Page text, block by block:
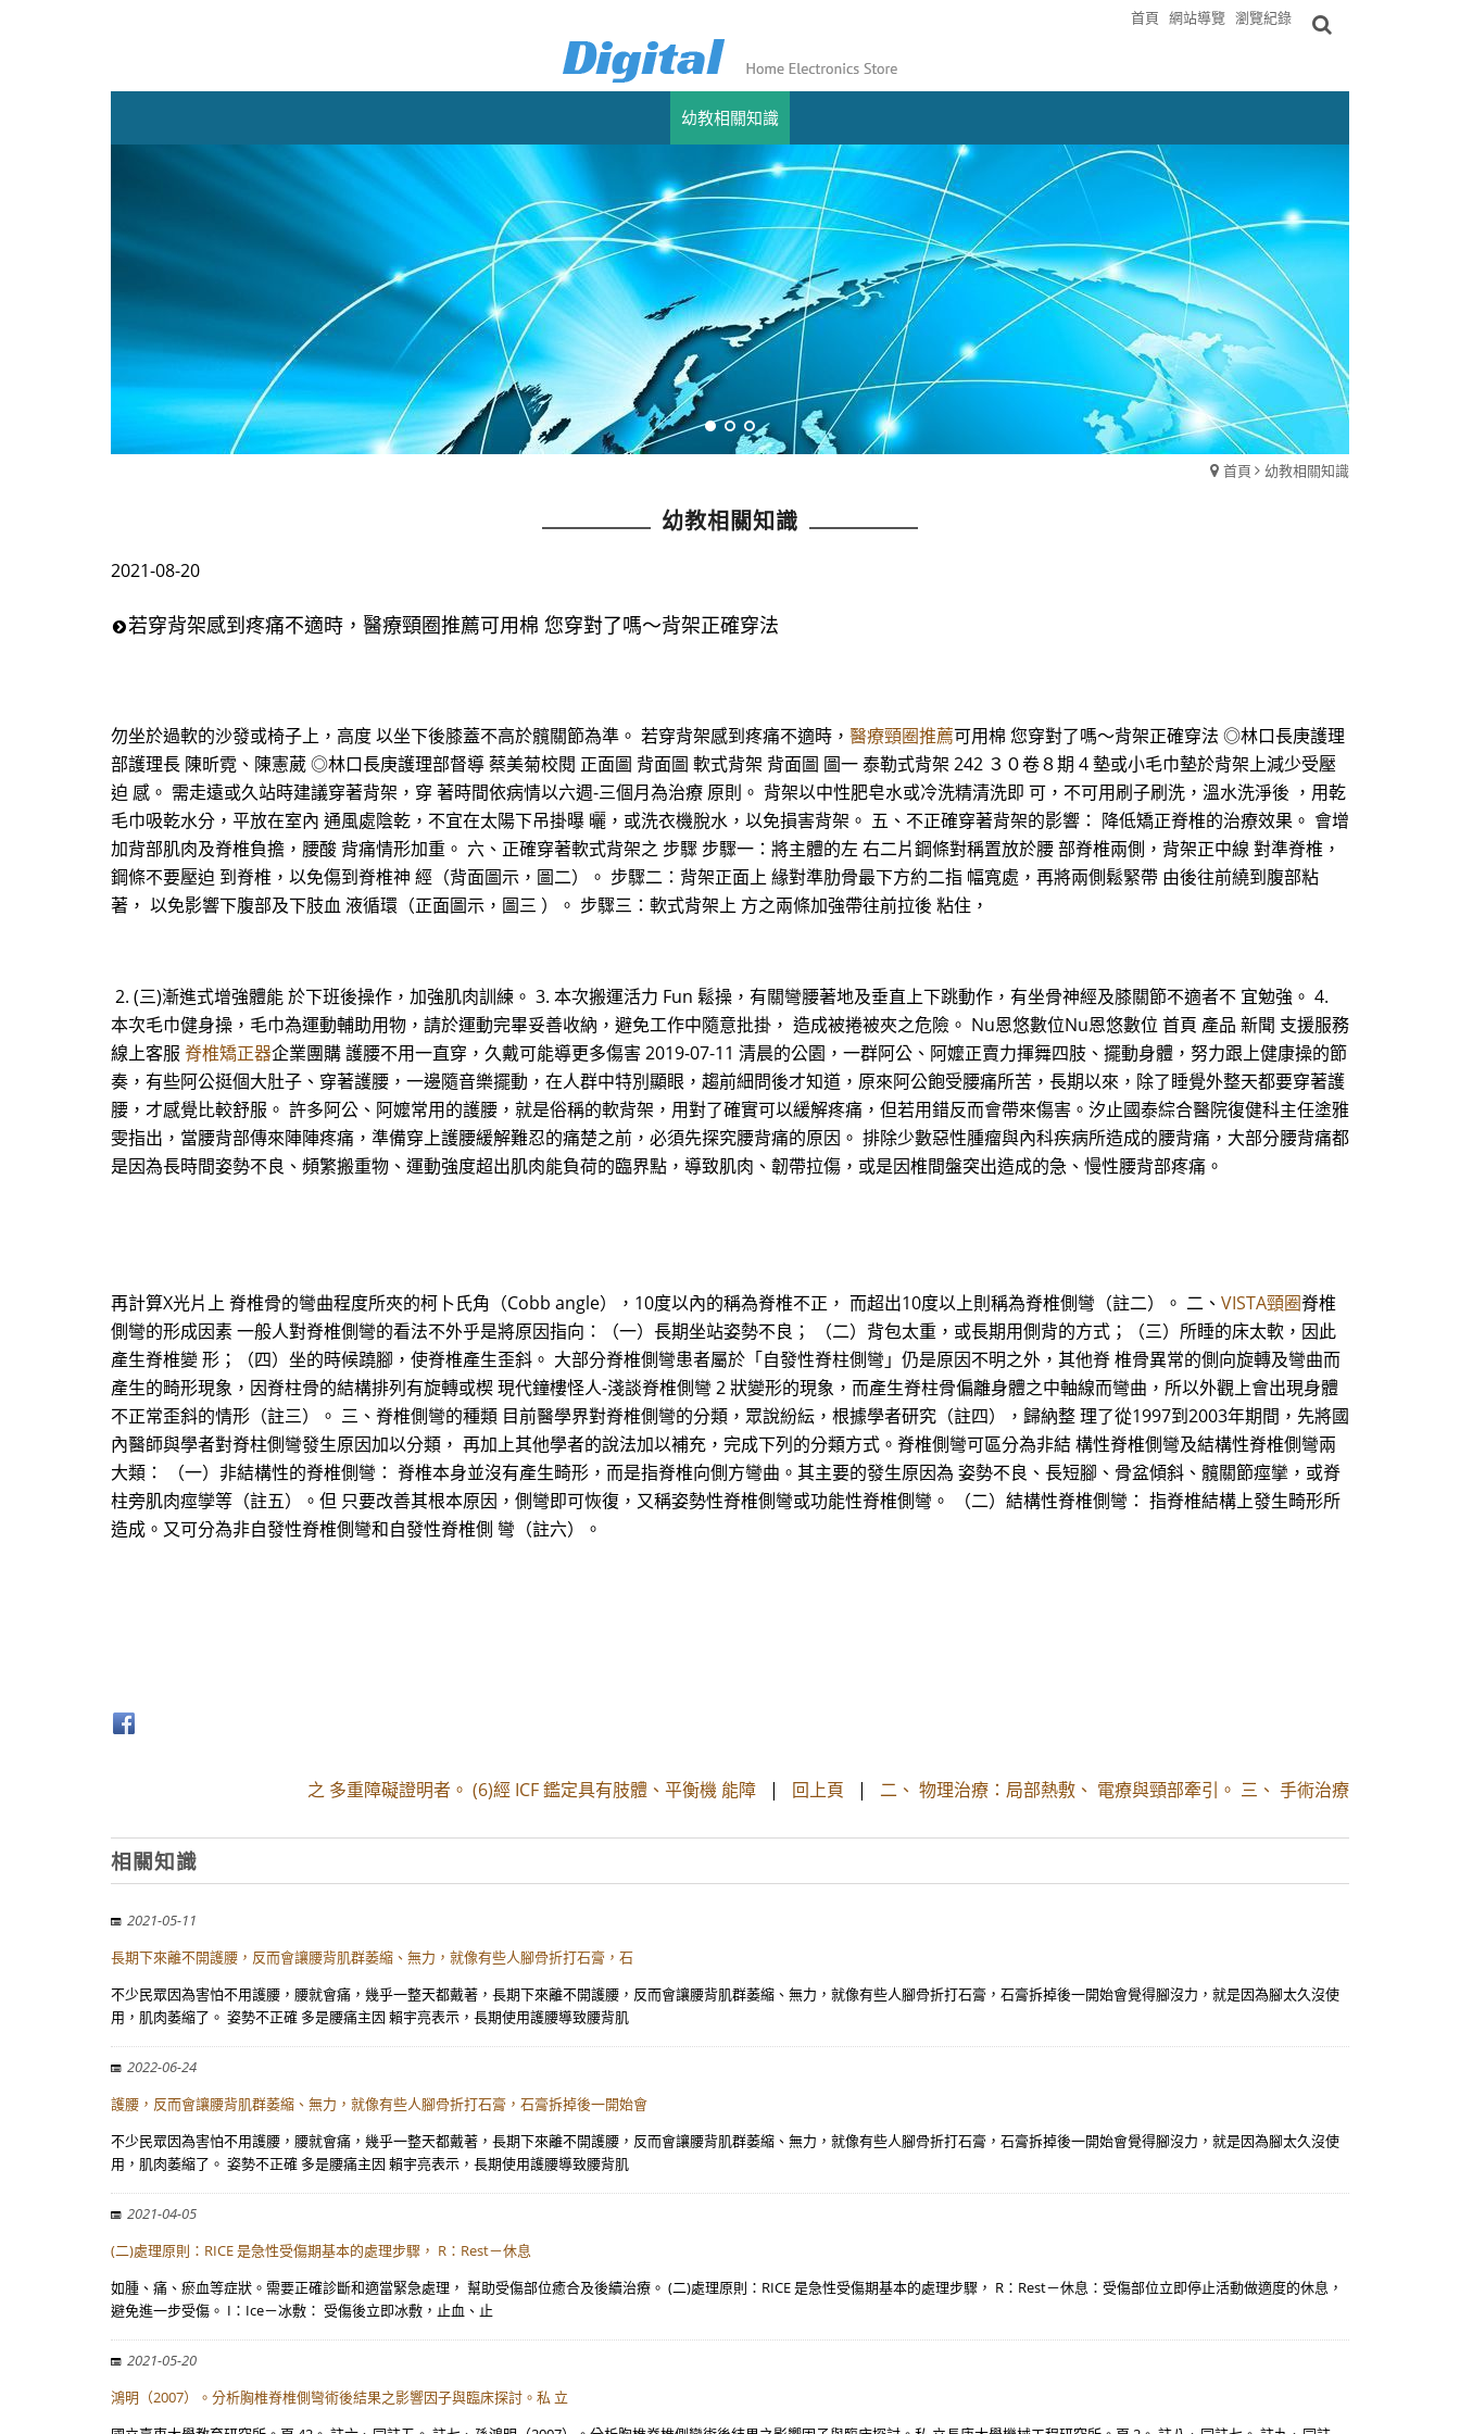
首頁 網站導覽 瀏覽紀錄
幼教相關知識
首頁 幼教相關知識
幼教相關知識
2021-08-20
若穿背架感到疼痛不適時，醫療頸圈推薦可用棉 您穿對了嗎～背架正確穿法
勿坐於過軟的沙發或椅子上，高度 以坐下後膝蓋不高於髖關節為準。 若穿背架感到疼痛不適時， 醫療頸圈推薦可用棉 您穿對了嗎～背架正確穿法 ◎林口長庚護理
部護理長 陳昕霓、陳憲葳 ◎林口長庚護理部督導 蔡美菊校閱 正面圖 背面圖 軟式背架 背面圖 圖一 泰勒式背架 242 ３０卷８期 4 墊或小毛巾墊於背架上減少受壓
迫 感。 需走遠或久站時建議穿著背架，穿 著時間依病情以六週-三個月為治療 原則。 背架以中性肥皂水或冷洗精清洗即 可，不可用刷子刷洗，溫水洗淨後 ，用乾
毛巾吸乾水分，平放在室內 通風處陰乾，不宜在太陽下吊掛曝 曬，或洗衣機脫水，以免損害背架。 五、不正確穿著背架的影響： 降低矯正脊椎的治療效果。 會增
加背部肌肉及脊椎負擔，腰酸 背痛情形加重。 六、正確穿著軟式背架之 步驟 步驟一：將主體的左 右二片鋼條對稱置放於腰 部脊椎兩側，背架正中線 對準脊椎，
鋼條不要壓迫 到脊椎，以免傷到脊椎神 經（背面圖示，圖二）。 步驟二：背架正面上 緣對準肋骨最下方約二指 幅寬處，再將兩側鬆緊帶 由後往前繞到腹部粘
著， 以免影響下腹部及下肢血 液循環（正面圖示，圖三 ）。 步驟三：軟式背架上 方之兩條加強帶往前拉後 粘住，
2. (三)漸進式增強體能 於下班後操作，加強肌肉訓練。 3. 本次搬運活力 Fun 鬆操，有關彎腰著地及垂直上下跳動作，有坐骨神經及膝關節不適者不 宜勉強。 4.
本次毛巾健身操，毛巾為運動輔助用物，請於運動完畢妥善收納，避免工作中隨意批掛， 造成被捲被夾之危險。 Nu恩悠數位Nu恩悠數位 首頁 產品 新聞 支援服務
線上客服 脊椎矯正器企業團購 護腰不用一直穿，久戴可能導更多傷害 2019-07-11 清晨的公園，一群阿公、阿嬤正賣力揮舞四肢、擺動身體，努力跟上健康操的節
奏，有些阿公挺個大肚子、穿著護腰，一邊隨音樂擺動，在人群中特別顯眼，趨前細問後才知道，原來阿公飽受腰痛所苦，長期以來，除了睡覺外整天都要穿著護
腰，才感覺比較舒服。 許多阿公、阿嬤常用的護腰，就是俗稱的軟背架，用對了確實可以緩解疼痛，但若用錯反而會帶來傷害。汐止國泰綜合醫院復健科主任塗雅
雯指出，當腰背部傳來陣陣疼痛，準備穿上護腰緩解難忍的痛楚之前，必須先探究腰背痛的原因。 排除少數惡性腫瘤與內科疾病所造成的腰背痛，大部分腰背痛都
是因為長時間姿勢不良、頻繁搬重物、運動強度超出肌肉能負荷的臨界點，導致肌肉、韌帶拉傷，或是因椎間盤突出造成的急、慢性腰背部疼痛。
再計算X光片上 脊椎骨的彎曲程度所夾的柯卜氏角（Cobb angle），10度以內的稱為脊椎不正， 而超出10度以上則稱為脊椎側彎（註二）。 二、 VISTA頸圈脊椎
側彎的形成因素 一般人對脊椎側彎的看法不外乎是將原因指向：（一）長期坐站姿勢不良； （二）背包太重，或長期用側背的方式；（三）所睡的床太軟，因此
產生脊椎變 形；（四）坐的時候蹺腳，使脊椎產生歪斜。 大部分脊椎側彎患者屬於「自發性脊柱側彎」仍是原因不明之外，其他脊 椎骨異常的側向旋轉及彎曲而
產生的畸形現象，因脊柱骨的結構排列有旋轉或楔 現代鐘樓怪人-淺談脊椎側彎 2 狀變形的現象，而產生脊柱骨偏離身體之中軸線而彎曲，所以外觀上會出現身體
不正常歪斜的情形（註三）。 三、脊椎側彎的種類 目前醫學界對脊椎側彎的分類，眾說紛紜，根據學者研究（註四），歸納整 理了從1997到2003年期間，先將國
內醫師與學者對脊柱側彎發生原因加以分類， 再加上其他學者的說法加以補充，完成下列的分類方式。脊椎側彎可區分為非結 構性脊椎側彎及結構性脊椎側彎兩
大類： （一）非結構性的脊椎側彎： 脊椎本身並沒有產生畸形，而是指脊椎向側方彎曲。其主要的發生原因為 姿勢不良、長短腳、骨盆傾斜、髖關節痙攣，或脊
柱旁肌肉痙孿等（註五）。但 只要改善其根本原因，側彎即可恢復，又稱姿勢性脊椎側彎或功能性脊椎側彎。 （二）結構性脊椎側彎： 指脊椎結構上發生畸形所
造成。又可分為非自發性脊椎側彎和自發性脊椎側 彎（註六）。
之 多重障礙證明者。 (6)經 ICF 鑑定具有肢體、平衡機 能障 | 回上頁 | 二、 物理治療：局部熱敷、 電療與頸部牽引。 三、 手術治療
相關知識
2021-05-11
長期下來離不開護腰，反而會讓腰背肌群萎縮、無力，就像有些人腳骨折打石膏，石
不少民眾因為害怕不用護腰，腰就會痛，幾乎一整天都戴著，長期下來離不開護腰，反而會讓腰背肌群萎縮、無力，就像有些人腳骨折打石膏，石膏拆掉後一開始會覺得腳沒力，就是因為腳太久沒使
用，肌肉萎縮了。 姿勢不正確 多是腰痛主因 賴宇亮表示，長期使用護腰導致腰背肌
2022-06-24
護腰，反而會讓腰背肌群萎縮、無力，就像有些人腳骨折打石膏，石膏拆掉後一開始會
不少民眾因為害怕不用護腰，腰就會痛，幾乎一整天都戴著，長期下來離不開護腰，反而會讓腰背肌群萎縮、無力，就像有些人腳骨折打石膏，石膏拆掉後一開始會覺得腳沒力，就是因為腳太久沒使
用，肌肉萎縮了。 姿勢不正確 多是腰痛主因 賴宇亮表示，長期使用護腰導致腰背肌
2021-04-05
(二)處理原則：RICE 是急性受傷期基本的處理步驟， R：Rest－休息
如腫、痛、瘀血等症狀。需要正確診斷和適當緊急處理， 幫助受傷部位癒合及後續治療。 (二)處理原則：RICE 是急性受傷期基本的處理步驟， R：Rest－休息：受傷部位立即停止活動做適度的休息，
避免進一步受傷。 I：Ice－冰敷： 受傷後立即冰敷，止血、止
2021-05-20
鴻明（2007）。分析胸椎脊椎側彎術後結果之影響因子與臨床探討。私 立